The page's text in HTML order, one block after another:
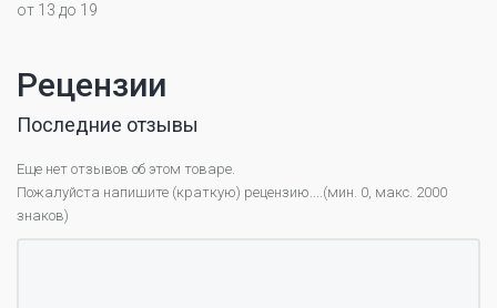
от 13 до 19
Рецензии
Последние отзывы
Еще нет отзывов об этом товаре.
Пожалуйста напишите (краткую) рецензию....(мин. 0, макс. 2000
знаков)